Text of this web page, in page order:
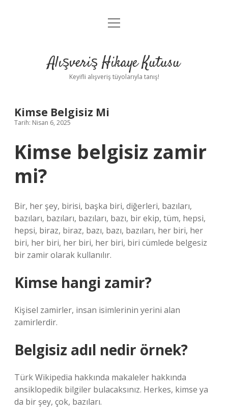
Anasayfa
Yasal Uyarı
menüyü
Alışveriş Hikaye Kutusu
Keyifli alışveriş tüyolarıyla tanış!
Kimse Belgisiz Mi
Tarih: Nisan 6, 2025
Kimse belgisiz zamir
mi?
Bir, her şey, birisi, başka biri, diğerleri, bazıları,
bazıları, bazıları, bazıları, bazı, bir ekip, tüm, hepsi,
hepsi, biraz, biraz, bazı, bazı, bazıları, her biri, her
biri, her biri, her biri, her biri, biri cümlede belgesiz
bir zamir olarak kullanılır.
Kimse hangi zamir?
Kişisel zamirler, insan isimlerinin yerini alan
zamirlerdir.
Belgisiz adıl nedir örnek?
Türk Wikipedia hakkında makaleler hakkında
ansiklopedik bilgiler bulacaksınız. Herkes, kimse ya
da bir şey, çok, bazıları.